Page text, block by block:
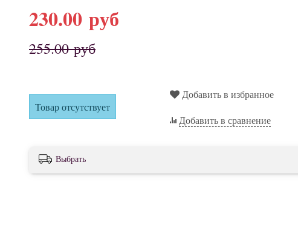
230.00 руб
255.00 руб
Товар отсутствует
Добавить в избранное
Добавить в сравнение
Выбрать